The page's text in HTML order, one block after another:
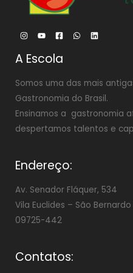
A Escola
Somos uma das mais
Gastronomia do Brasil.
Ensinamos a gastronomia
despertamos talentos e
Endereço:
Av. Senador Fláquer, 534
Vila Euclides – São
09725-442
Contatos: